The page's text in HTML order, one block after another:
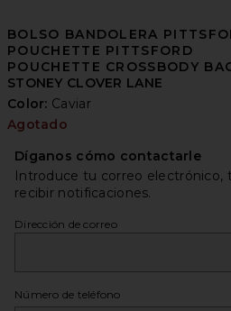
BOLSO BANDOLERA
POUCHETTE PITTSFORD
POUCHETTE CROSSBODY
STONEY CLOVER LANE
Color: Caviar
Agotado
Díganos cómo contactarle
Introduce tu correo electrónico,
recibir notificaciones.
Dirección de correo
Número de teléfono